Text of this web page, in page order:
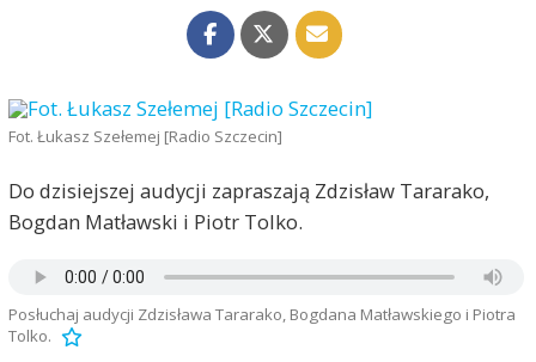
Fot. Łukasz Szełemej [Radio Szczecin]
Do dzisiejszej audycji zapraszają Zdzisław Tararako,
Bogdan Matławski i Piotr Tolko.
Posłuchaj audycji Zdzisława Tararako, Bogdana Matławskiego i Piotra
Tolko.